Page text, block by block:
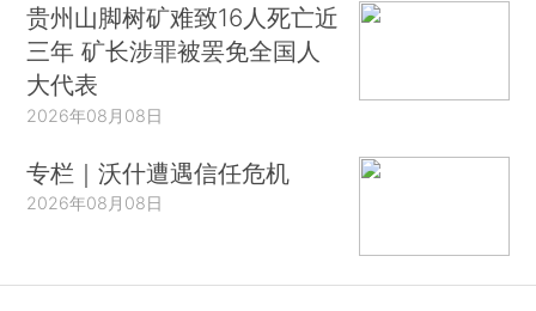
贵州山脚树矿难致16人死亡近
三年 矿长涉罪被罢免全国人
大代表
2026年08月08日
专栏｜沃什遭遇信任危机
2026年08月08日